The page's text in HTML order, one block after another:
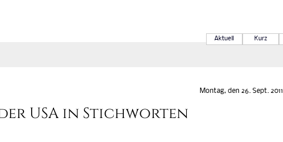
Aktuell Kurz
Montag, den 26. Sept. 2011
USA in Stichworten